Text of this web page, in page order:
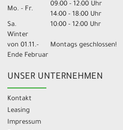
Mo. - Fr.
09:00 - 12:00 Uhr
14:00 - 18:00 Uhr
Sa.
10:00 - 12:00 Uhr
Winter
von 01.11.-
Ende Februar
Montags geschlossen!
UNSER UNTERNEHMEN
Kontakt
Leasing
Impressum